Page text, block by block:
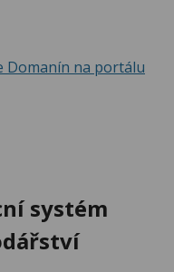
Domanín na portálu
systém